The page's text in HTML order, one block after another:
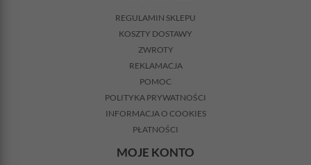
REGULAMIN SKLEPU
KOSZTY DOSTAWY
ZWROTY
REKLAMACJA
POMOC
POLITYKA PRYWATNOŚCI
INFORMACJA O COOKIES
PŁATNOŚCI
MOJE KONTO